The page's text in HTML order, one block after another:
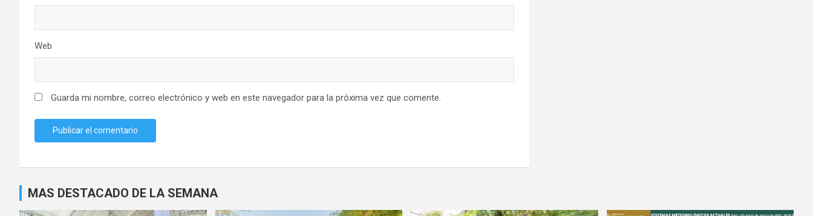
Web
Guarda mi nombre, correo electrónico y web en este navegador para la próxima vez que comente.
MAS DESTACADO DE LA SEMANA